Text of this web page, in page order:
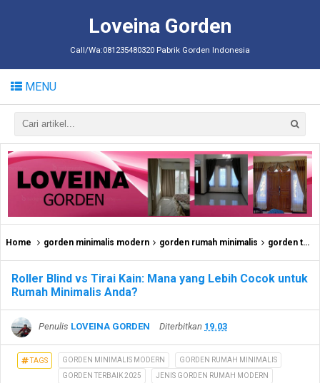
Loveina Gorden
Call/Wa:081235480320 Pabrik Gorden Indonesia
MENU
Home gorden minimalis modern gorden rumah minimalis gorden terbaik 2025
Roller Blind vs Tirai Kain: Mana yang Lebih Cocok untuk
Rumah Minimalis Anda?
Penulis LOVEINA GORDEN Diterbitkan 19.03
TAGS GORDEN MINIMALIS MODERN
GORDEN RUMAH MINIMALIS
GORDEN TERBAIK 2025
JENIS GORDEN RUMAH MODERN